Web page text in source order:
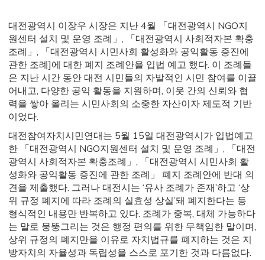
대전광역시 이장우 시장은 지난 4월 「대전광역시 NGO지
원센터 설치 및 운영 조례」, 「대전광역시 사회적자본 확충
조례」, 「대전광역시 시민사회 활성화와 공익활동 증진에
관한 조례]에 대한 폐지 조례안을 입법 예고 했다. 이 조례들
은 지난 시간 동안 대전 시민들의 자발적인 시민 참여를 이끌
어내고, 다양한 공익 활동을 지원하며, 이웃 간의 신뢰와 협
력을 쌓아 올리는 시민사회의 소중한 자산이자 제도적 기반
이었다.
대전참여자치시민연대는 5월 15일 대전광역시가 입법예고
한 「대전광역시 NGO지원센터 설치 및 운영 조례」, 「대전
광역시 사회적자본 확충조례」, 「대전광역시 시민사회 활
성화와 공익활동 증진에 관한 조례」 폐지 조례안에 반대 의
견을 제출했다. 그러나 대전시는 ‘유사 조례가 존재’하고 ‘상
위 규정 폐지에 따라 조례의 실효성 상실’돼 폐지한다는 등
형식적인 내용만 반복하고 있다. 조례가 중복, 대체 가능하다
는 말로 뭉뚱그리는 것은 행정 편의를 위한 무책임한 말이며,
상위 규정의 폐지만을 이유로 자치법규를 폐지하는 것은 지
방자치의 자율성과 독립성을 스스로 포기한 것과 다름없다.